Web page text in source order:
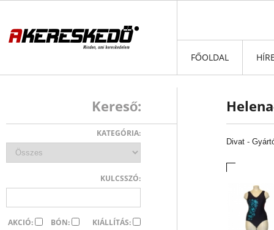
FŐOLDAL
Divat -
Kereső:
KATEGÓRIA:
KULCSSZÓ:
AKCIÓ: BÓN: KIÁLLÍTÁS: